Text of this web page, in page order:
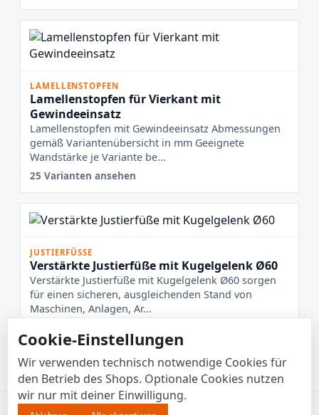
LAMELLENSTOPFEN
Lamellenstopfen für Vierkant mit
Gewindeeinsatz
Lamellenstopfen mit Gewindeeinsatz Abmessungen
gemäß Variantenübersicht in mm Geeignete
Wandstärke je Variante be...
25 Varianten ansehen
JUSTIERFÜSSE
Verstärkte Justierfüße mit Kugelgelenk Ø60
Verstärkte Justierfüße mit Kugelgelenk Ø60 sorgen
für einen sicheren, ausgleichenden Stand von
Maschinen, Anlagen, Ar...
5 Varianten ansehen
© 2026 Enkotrade B2B • EUR
Cookie-Einstellungen
Wir verwenden technisch notwendige Cookies für
den Betrieb des Shops. Optionale Cookies nutzen
wir nur mit deiner Einwilligung.